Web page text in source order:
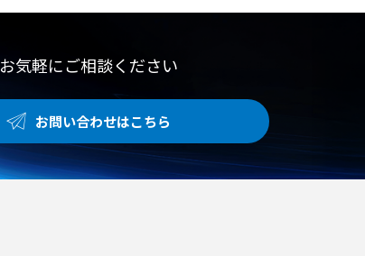
虫対策 ●サビの飛散が懸念されるユ
お気軽にご相談ください
お問い合わせはこちら